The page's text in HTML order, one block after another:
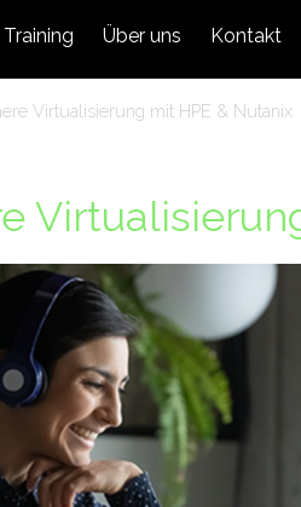
Über uns Kontakt
Virtualisierung mit HPE & Nutanix